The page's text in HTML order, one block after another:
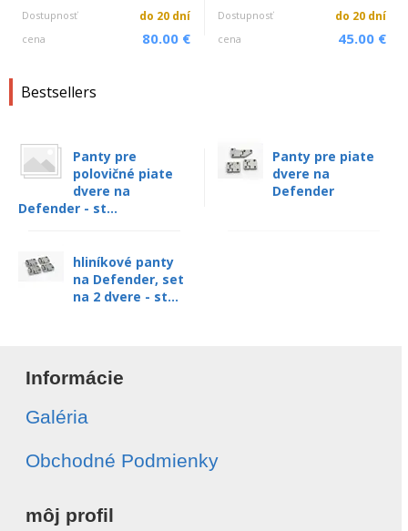
Dostupnosť do 20 dní
cena 80.00 €
Dostupnosť do 20 dní
cena 45.00 €
Bestsellers
Panty pre
polovičné piate
dvere na
Defender - st...
Panty pre piate
dvere na
Defender
hliníkové panty
na Defender, set
na 2 dvere - st...
Informácie
Galéria
Obchodné Podmienky
môj profil